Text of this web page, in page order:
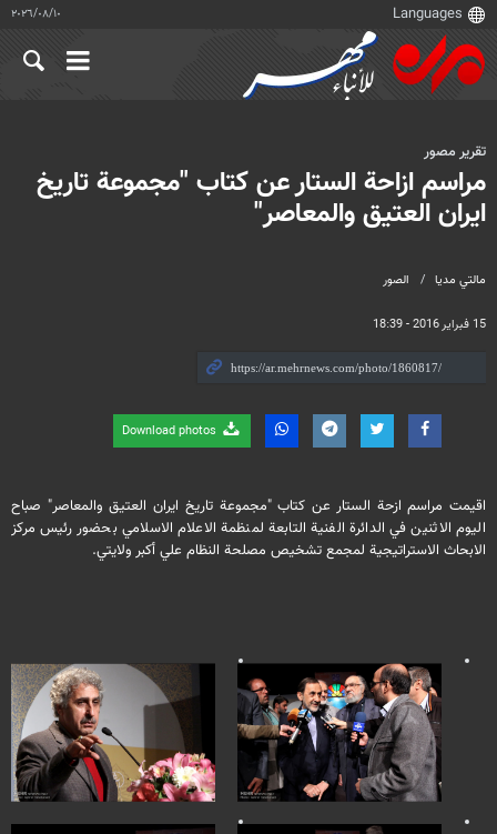
١٠‏/٠٨‏/٢٠٢٦
مالتي مدیا الصور
15 فبراير 2016 - 18:39
تقرير مصور
مراسم ازاحة الستار عن كتاب "مجموعة تاريخ
ايران العتيق والمعاصر"
اقيمت مراسم ازحة الستار عن كتاب "مجموعة تاريخ ايران العتيق والمعاصر" صباح
اليوم الاثنين في الدائرة الفنية التابعة لمنظمة الاعلام الاسلامي بحضور رئيس مركز
الابحاث الاستراتيجية لمجمع تشخيص مصلحة النظام علي أكبر ولايتي.